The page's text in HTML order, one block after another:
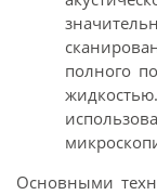
полного
Основными